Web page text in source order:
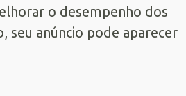
o desempenho dos
seu anúncio pode aparecer